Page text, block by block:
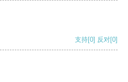
支持[0] 反对[0]